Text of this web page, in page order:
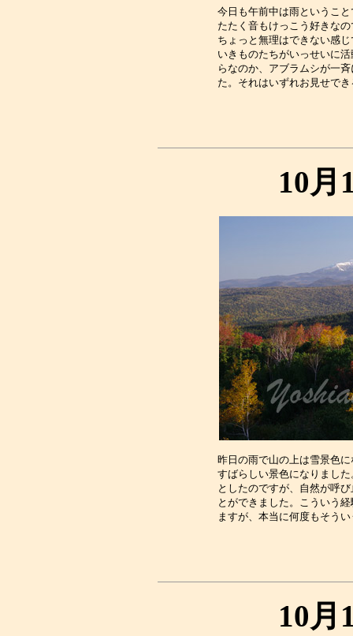
今日も午前中は雨というこ
たたく音もけっこう好きな
ちょっと無理はできない感
いきものたちがいっせいに
らなのか、アブラムシが一
10月
昨日の雨で山の上は雪景色
すばらしい景色になりまし
としたのですが、自然が呼
とができました。こういう
10月